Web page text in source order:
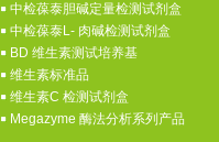
中检葆泰胆碱定量检测试剂盒
中检葆泰L- 肉碱检测试剂盒
BD 维生素测试培养基
维生素标准品
维生素C 检测试剂盒
Megazyme 酶法分析系列产品